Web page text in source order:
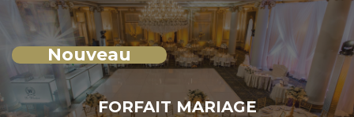
FORFAIT MARIAGE
Nouveau